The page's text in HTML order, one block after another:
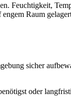
Feuchtigkeit,
Raum
sicher
oder